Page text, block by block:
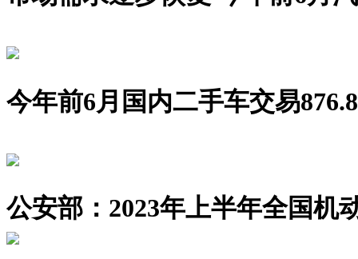
今年前6月国内二手车交易
公安部：2023年上半年全国机